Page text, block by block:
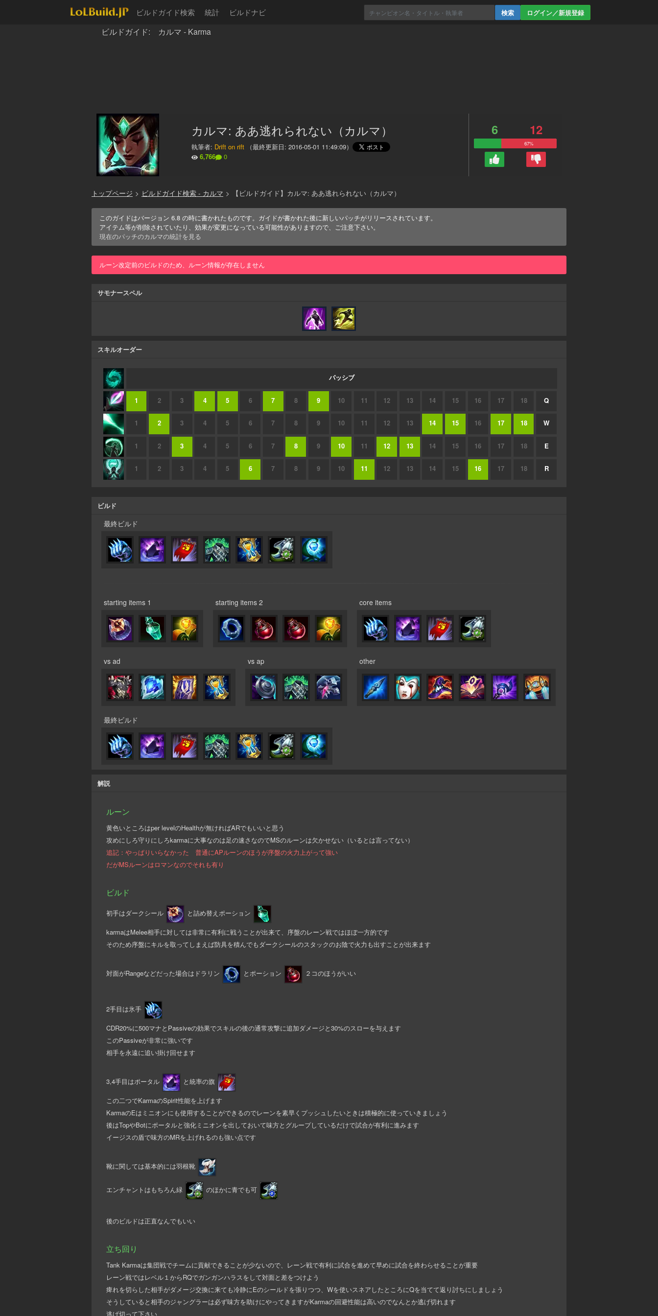
ビルドガイド検索 統計 ビルドナビ ログイン／新規登録
ビルドガイド: カルマ - Karma
カルマ: ああ逃れられない（カルマ）
執筆者: Drift on rift （最終更新日: 2016-05-01 11:49:09）
6,766
0
6 12
67%
トップページ > ビルドガイド検索 - カルマ > 【ビルドガイド】カルマ: ああ逃れられない（カルマ）
このガイドはバージョン6.8 の時に書かれたものです。ガイドが書かれた後に新しいパッチがリリースされています。
アイテム等が削除されていたり、効果が変更になっている可能性がありますので、ご注意下さい。
現在のパッチのカルマの統計を見る
ルーン改定前のビルドのため、ルーン情報が存在しません
サモナースペル
スキルオーダー
パッシブ
1 2 3 4 5 6 7 8 9 10 11 12 13 14 15 16 17 18 Q
1 2 3 4 5 6 7 8 9 10 11 12 13 14 15 16 17 18 W
1 2 3 4 5 6 7 8 9 10 11 12 13 14 15 16 17 18 E
1 2 3 4 5 6 7 8 9 10 11 12 13 14 15 16 17 18 R
ビルド
最終ビルド
starting items 1 starting items 2 core items
vs ad vs ap other
最終ビルド
解説
ルーン
黄色いところはper levelのHealthが無ければARでもいいと思う
攻めにしろ守りにしろkarmaに大事なのは足の速さなのでMSのルーンは欠かせない（いるとは言ってない）
追記：やっぱりいらなかった 普通にAPルーンのほうが序盤の火力上がって強い
だがMSルーンはロマンなのでそれも有り
ビルド
初手はダークシール と詰め替えポーション
karmaはMelee相手に対しては非常に有利に戦うことが出来て、序盤のレーン戦ではほぼ一方的です
そのため序盤にキルを取ってしまえば防具を積んでもダークシールのスタックのお陰で火力も出すことが出来ます
対面がRangeなどだった場合はドラリン とポーション ２コのほうがいい
2手目は氷手
CDR20%に500マナとPassiveの効果でスキルの後の通常攻撃に追加ダメージと30%のスローを与えます
このPassiveが非常に強いです
相手を永遠に追い掛け回せます
3,4手目はポータル と統率の旗
この二つでKarmaのSpirit性能を上げます
KarmaのEはミニオンにも使用することができるのでレーンを素早くプッシュしたいときは積極的に使っていきましょう
後はTopやBotにポータルと強化ミニオンを出しておいて味方とグループしているだけで試合が有利に進みます
イージスの盾で味方のMRを上げれるのも強い点です
靴に関しては基本的には羽根靴
エンチャントはもちろん緑 のほかに青でも可
後のビルドは正直なんでもいい
立ち回り
Tank Karmaは集団戦でチームに貢献できることが少ないので、レーン戦で有利に試合を進めて早めに試合を終わらせることが重要
レーン戦ではレベル１からRQでガンガンハラスをして対面と差をつけよう
痺れを切らした相手がダメージ交換に来ても冷静にEのシールドを張りつつ、Wを使いスネアしたところにQを当てて返り討ちにしましょう
そうしていると相手のジャングラーは必ず味方を助けにやってきますがKarmaの回避性能は高いのでなんとか逃げ切れます
逃げ切って下さい